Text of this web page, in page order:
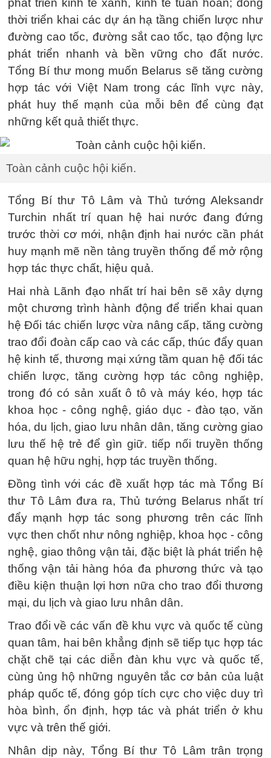
phát triển kinh tế xanh, kinh tế tuần hoàn; đồng
thời triển khai các dự án hạ tầng chiến lược như
đường cao tốc, đường sắt cao tốc, tạo động lực
phát triển nhanh và bền vững cho đất nước.
Tổng Bí thư mong muốn Belarus sẽ tăng cường
hợp tác với Việt Nam trong các lĩnh vực này,
phát huy thế mạnh của mỗi bên để cùng đạt
những kết quả thiết thực.
Toàn cảnh cuộc hội kiến.
Tổng Bí thư Tô Lâm và Thủ tướng Aleksandr
Turchin nhất trí quan hệ hai nước đang đứng
trước thời cơ mới, nhận định hai nước cần phát
huy mạnh mẽ nền tảng truyền thống để mở rộng
hợp tác thực chất, hiệu quả.
Hai nhà Lãnh đạo nhất trí hai bên sẽ xây dựng
một chương trình hành động để triển khai quan
hệ Đối tác chiến lược vừa nâng cấp, tăng cường
trao đổi đoàn cấp cao và các cấp, thúc đẩy quan
hệ kinh tế, thương mại xứng tầm quan hệ đối tác
chiến lược, tăng cường hợp tác công nghiệp,
trong đó có sản xuất ô tô và máy kéo, hợp tác
khoa học - công nghệ, giáo dục - đào tạo, văn
hóa, du lịch, giao lưu nhân dân, tăng cường giao
lưu thế hệ trẻ để gìn giữ. tiếp nối truyền thống
quan hệ hữu nghị, hợp tác truyền thống.
Đồng tình với các đề xuất hợp tác mà Tổng Bí
thư Tô Lâm đưa ra, Thủ tướng Belarus nhất trí
đẩy mạnh hợp tác song phương trên các lĩnh
vực then chốt như nông nghiệp, khoa học - công
nghệ, giao thông vận tải, đặc biệt là phát triển hệ
thống vận tải hàng hóa đa phương thức và tạo
điều kiện thuận lợi hơn nữa cho trao đổi thương
mại, du lịch và giao lưu nhân dân.
Trao đổi về các vấn đề khu vực và quốc tế cùng
quan tâm, hai bên khẳng định sẽ tiếp tục hợp tác
chặt chẽ tại các diễn đàn khu vực và quốc tế,
cùng ủng hộ những nguyên tắc cơ bản của luật
pháp quốc tế, đóng góp tích cực cho việc duy trì
hòa bình, ổn định, hợp tác và phát triển ở khu
vực và trên thế giới.
Nhân dịp này, Tổng Bí thư Tô Lâm trân trọng